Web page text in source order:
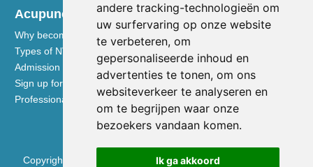
andere tracking-technologieën om
uw surfervaring op onze website
te verbeteren, om
gepersonaliseerde inhoud en
advertenties te tonen, om ons
websiteverkeer te analyseren en
om te begrijpen waar onze
bezoekers vandaan komen.
Ik ga akkoord
Acupuncturists
Why become a member of the NVA
Types of NVA membership
Admission requirements
Sign up for membership
Professional liability insurance
Copyright © 2026 Nederlandse Vereniging voor Acupunctuur